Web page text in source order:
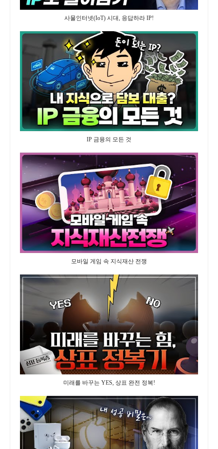
사물인터넷(IoT) 시대, 응답하라 IP!
IP 금융의 모든 것
모바일 게임 속 지식재산 전쟁
미래를 바꾸는 YES, 상표 완전 정복!